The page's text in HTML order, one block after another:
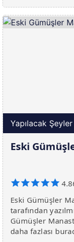
Yapılacak Şeyler
Eski
Eski Gümüşler
tarafından
Gümüşler
daha fazlası